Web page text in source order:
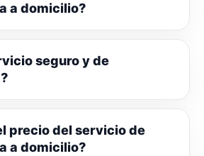
a domicilio?
seguro y de
precio del servicio de
a domicilio?